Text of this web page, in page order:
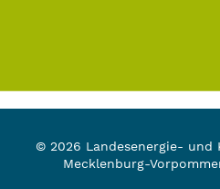
© 2026 Landesenergie- und
Mecklenburg-